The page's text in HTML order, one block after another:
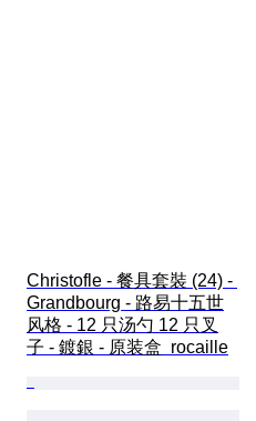
Christofle - 餐具套裝 (24) -
Grandbourg - 路易十五世
风格 - 12 只汤勺 12 只叉
子 - 鍍銀 - 原装盒  rocaille